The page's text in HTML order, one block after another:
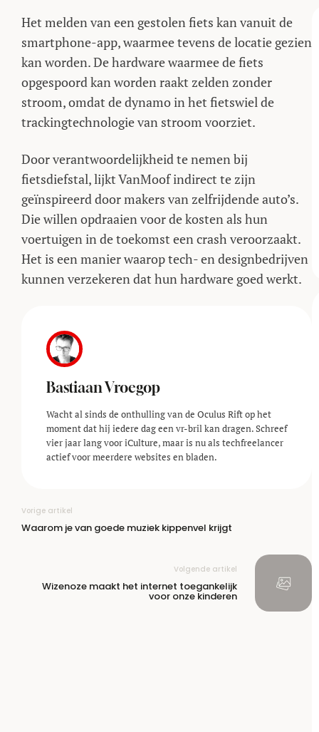
Het melden van een gestolen fiets kan vanuit de
smartphone-app, waarmee tevens de locatie gezien
kan worden. De hardware waarmee de fiets
opgespoord kan worden raakt zelden zonder
stroom, omdat de dynamo in het fietswiel de
trackingtechnologie van stroom voorziet.
Door verantwoordelijkheid te nemen bij
fietsdiefstal, lijkt VanMoof indirect te zijn
geïnspireerd door makers van zelfrijdende auto’s.
Die willen opdraaien voor de kosten als hun
voertuigen in de toekomst een crash veroorzaakt.
Het is een manier waarop tech- en designbedrijven
kunnen verzekeren dat hun hardware goed werkt.
Bastiaan Vroegop
Wacht al sinds de onthulling van de Oculus Rift op het
moment dat hij iedere dag een vr-bril kan dragen. Schreef
vier jaar lang voor iCulture, maar is nu als techfreelancer
actief voor meerdere websites en bladen.
Vorige artikel
Waarom je van goede muziek kippenvel krijgt
Volgende artikel
Wizenoze maakt het internet toegankelijk
voor onze kinderen